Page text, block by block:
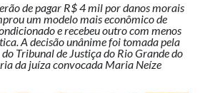
de pagar R$ 4 mil por danos morais
um modelo mais econômico de
e recebeu outro com menos
A decisão unânime foi tomada pela
Tribunal de Justiça do Rio Grande do
da juíza convocada Maria Neíze